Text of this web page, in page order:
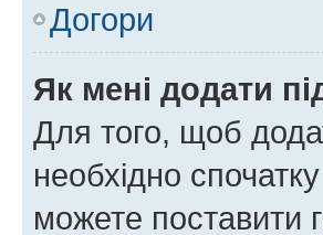
Догори
Як мені додати
Для того, щоб
необхідно
можете поставити